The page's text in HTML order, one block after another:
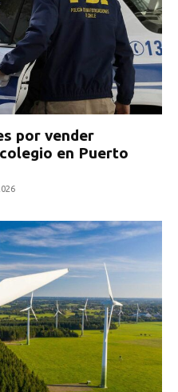
por vender
en Puerto